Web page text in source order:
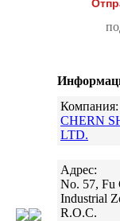
Компания:
CHERN
LTD.
Адрес:
No. 57, Fu
Industrial
R.O.C.